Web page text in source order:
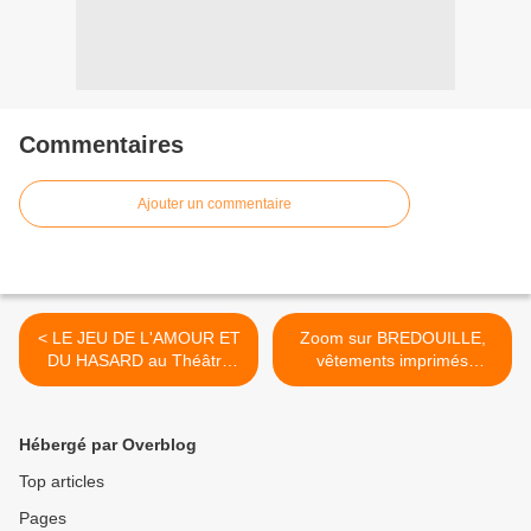
Commentaires
Ajouter un commentaire
< LE JEU DE L'AMOUR ET
DU HASARD au Théâtre
Michel !
Zoom sur BREDOUILLE,
vêtements imprimés
originaux ! Entrez dans la
Hébergé par Overblog
Top articles
Pages